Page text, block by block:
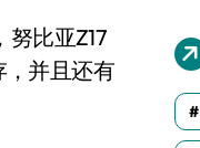
比亚Z17
，并且还有